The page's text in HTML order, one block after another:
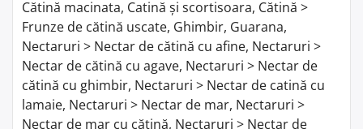
Cătină macinata, Catină și scortisoara, Cătină >
Frunze de cătină uscate, Ghimbir, Guarana,
Nectaruri > Nectar de cătină cu afine, Nectaruri >
Nectar de cătină cu agave, Nectaruri > Nectar de
cătină cu ghimbir, Nectaruri > Nectar de catină cu
lamaie, Nectaruri > Nectar de mar, Nectaruri >
Nectar de mar cu cătină, Nectaruri > Nectar de